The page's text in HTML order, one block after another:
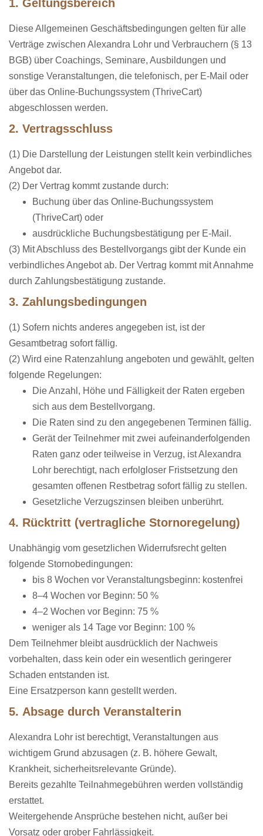
1. Geltungsbereich
Diese Allgemeinen Geschäftsbedingungen gelten für alle
Verträge zwischen Alexandra Lohr und Verbrauchern (§ 13
BGB) über Coachings, Seminare, Ausbildungen und
sonstige Veranstaltungen, die telefonisch, per E-Mail oder
über das Online-Buchungssystem (ThriveCart)
abgeschlossen werden.
2. Vertragsschluss
(1) Die Darstellung der Leistungen stellt kein verbindliches
Angebot dar.
(2) Der Vertrag kommt zustande durch:
Buchung über das Online-Buchungssystem
(ThriveCart) oder
ausdrückliche Buchungsbestätigung per E-Mail.
(3) Mit Abschluss des Bestellvorgangs gibt der Kunde ein
verbindliches Angebot ab. Der Vertrag kommt mit Annahme
durch Zahlungsbestätigung zustande.
3. Zahlungsbedingungen
(1) Sofern nichts anderes angegeben ist, ist der
Gesamtbetrag sofort fällig.
(2) Wird eine Ratenzahlung angeboten und gewählt, gelten
folgende Regelungen:
Die Anzahl, Höhe und Fälligkeit der Raten ergeben
sich aus dem Bestellvorgang.
Die Raten sind zu den angegebenen Terminen fällig.
Gerät der Teilnehmer mit zwei aufeinanderfolgenden
Raten ganz oder teilweise in Verzug, ist Alexandra
Lohr berechtigt, nach erfolgloser Fristsetzung den
gesamten offenen Restbetrag sofort fällig zu stellen.
Gesetzliche Verzugszinsen bleiben unberührt.
4. Rücktritt (vertragliche Stornoregelung)
Unabhängig vom gesetzlichen Widerrufsrecht gelten
folgende Stornobedingungen:
bis 8 Wochen vor Veranstaltungsbeginn: kostenfrei
8–4 Wochen vor Beginn: 50 %
4–2 Wochen vor Beginn: 75 %
weniger als 14 Tage vor Beginn: 100 %
Dem Teilnehmer bleibt ausdrücklich der Nachweis
vorbehalten, dass kein oder ein wesentlich geringerer
Schaden entstanden ist.
Eine Ersatzperson kann gestellt werden.
5. Absage durch Veranstalterin
Alexandra Lohr ist berechtigt, Veranstaltungen aus
wichtigem Grund abzusagen (z. B. höhere Gewalt,
Krankheit, sicherheitsrelevante Gründe).
Bereits gezahlte Teilnahmegebühren werden vollständig
erstattet.
Weitergehende Ansprüche bestehen nicht, außer bei
Vorsatz oder grober Fahrlässigkeit.